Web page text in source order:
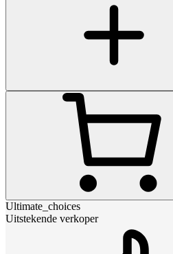
Ultimate_choices
Uitstekende verkoper